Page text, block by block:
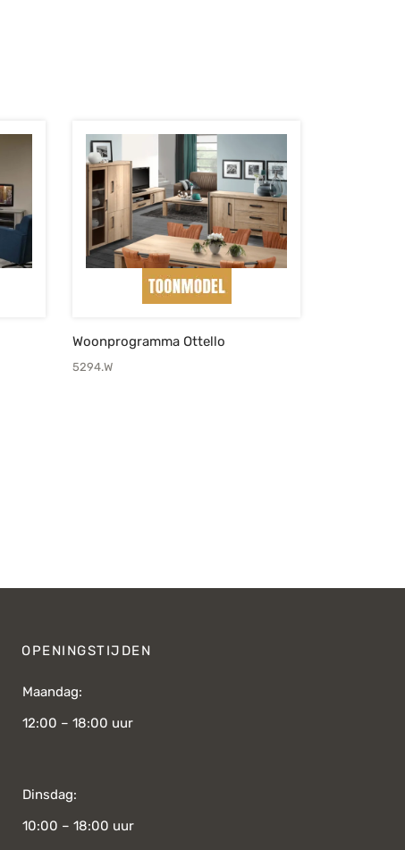
Woonprogramma Ottello
5294.W
OPENINGSTIJDEN
Maandag:
12:00 – 18:00 uur
Dinsdag:
10:00 – 18:00 uur